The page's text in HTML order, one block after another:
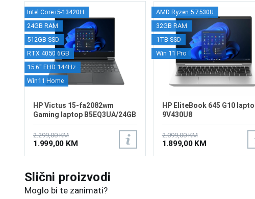
Intel Core i5-13420H
24GB RAM
512GB SSD
RTX 4050 6GB
15.6" FHD 144Hz
Win11 Home
HP Victus 15-fa2082wm
Gaming laptop B5EQ3UA/24GB
2.299,00 KM
1.999,00 KM
AMD Ryzen 5 7530U
32GB RAM
1TB SSD
Win 11 Pro
HP EliteBook 645 G10
9V430U8
2.099,00 KM
1.899,00 KM
Slični proizvodi
Moglo bi te zanimati?